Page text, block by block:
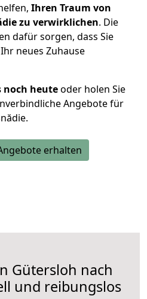
Ihren Traum von
zu verwirklichen. Die
dafür sorgen, dass Sie
neues Zuhause
noch heuteoder holen Sie
Angebote für
erhalten
Gütersloh nach
und reibungslos